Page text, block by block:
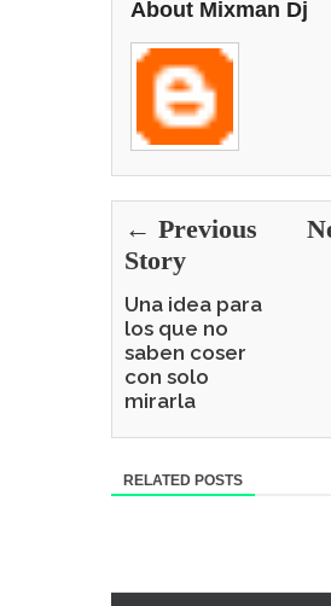
About Mixman Dj
← Previous
Story
Una idea para
los que no
saben coser
con solo
mirarla
RELATED POSTS